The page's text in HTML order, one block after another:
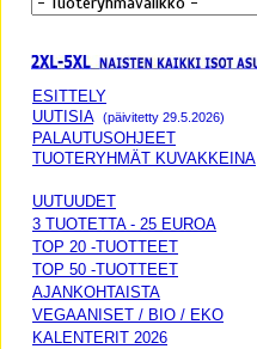
ESITTELY
UUTISIA
(päivitetty 29.5.2026)
PALAUTUSOHJEET
TUOTERYHMÄT KUVAKKEINA
UUTUUDET
3 TUOTETTA - 25 EUROA
TOP 20 -TUOTTEET
TOP 50 -TUOTTEET
AJANKOHTAISTA
VEGAANISET / BIO / EKO
KALENTERIT 2026